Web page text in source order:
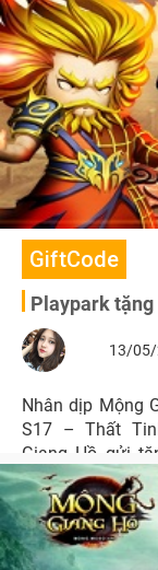
GiftCode
Playpark tặng
13/05/
Nhân dịp Mộng
S17 – Thất
Giang Hồ gửi
nhiều phần quà